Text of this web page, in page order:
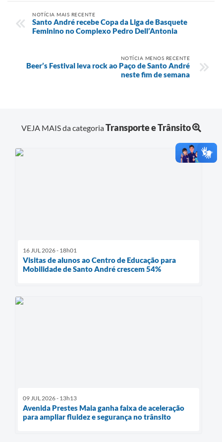
NOTÍCIA MAIS RECENTE
Santo André recebe Copa da Liga de Basquete
Feminino no Complexo Pedro Dell’Antonia
NOTÍCIA MENOS RECENTE
Beer’s Festival leva rock ao Paço de Santo André
neste fim de semana
VEJA MAIS da categoriaTransporte e Trânsito
16 JUL 2026 - 18h01
Visitas de alunos ao Centro de Educação para
Mobilidade de Santo André crescem 54%
09 JUL 2026 - 13h13
Avenida Prestes Maia ganha faixa de aceleração
para ampliar fluidez e segurança no trânsito